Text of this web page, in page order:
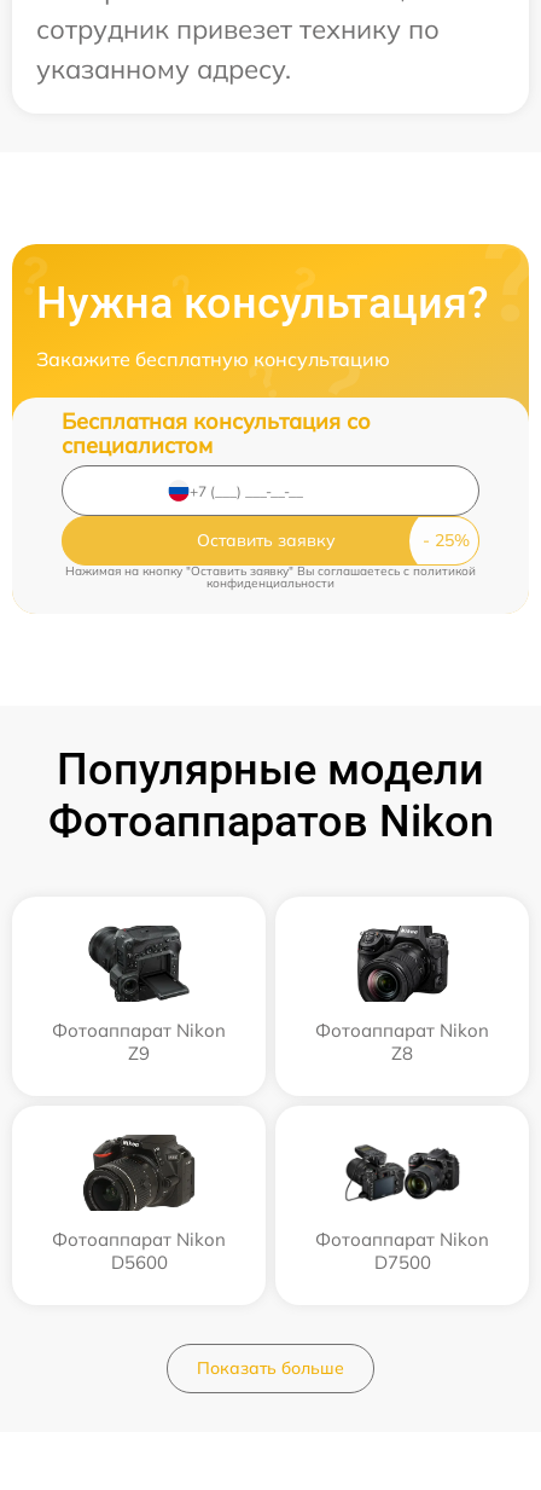
сотрудник привезет технику по
указанному адресу.
Нужна консультация?
Закажите бесплатную консультацию
Бесплатная консультация со
специалистом
Оставить заявку
Нажимая на кнопку "Оставить заявку" Вы соглашаетесь cполитикой
конфиденциальности
Популярные модели
Фотоаппаратов Nikon
Фотоаппарат Nikon
Z9
Фотоаппарат Nikon
Z8
Фотоаппарат Nikon
D5600
Фотоаппарат Nikon
D7500
Показать больше